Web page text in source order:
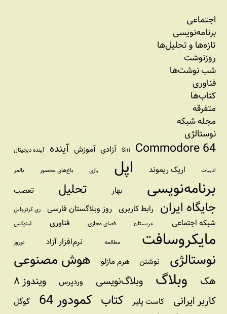
اجتماعی
برنامه‏‌نویسی
تازه‌‌ها و تحلیل‌ها
روزنوشت
شب نوشت‌ها
فناوری
کتاب‌ها
متفرقه
مجله شبکه
نوستالژی
Commodore 64
Siri آزادی آموزش آینده آینده دیجیتال
ادبیات اریک ریموند اپل بازی باغ‌های محصور بالمر
برنامه‌نویسی بهار تحلیل تعصب
جایگاه ایران رابط کاربری روز وبلاگستان فارسی ری کرتزوایل
شبکه اجتماعی عربستان فضای مجازی فناوری لینوکس
مایکروسافت مطالعه نرم‌افزار آزاد نوروز
نوستالژی نوشتن هرم مازلو هوش مصنوعی
هک وبلاگ وبلاگ‌نویسی وردپرس
ویندوز ۸
کاربر ایرانی
کاست پلیر کتاب کمودور 64 گوگل